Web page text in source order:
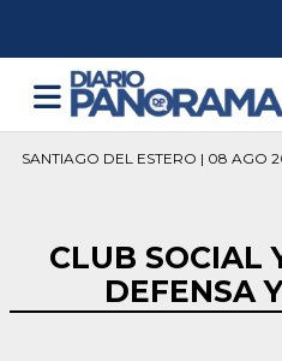
SANTIAGO DEL ESTERO | 08 AGO
CLUB SOCIAL
DEFENSA